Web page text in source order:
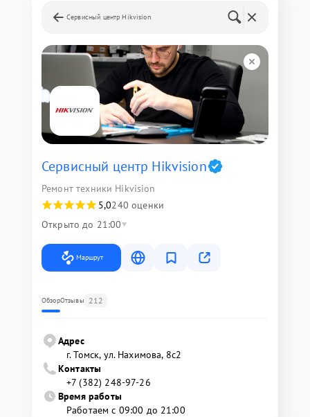
Сервисный центр Hikvision
Сервисный центр Hikvision
Ремонт техники Hikvision
5,0240 оценки
Открыто до 21:00
Маршрут
ОбзорОтзывы 212
Адрес
г. Томск, ул. Нахимова, 8с2
Контакты
+7 (382) 248-97-26
Время работы
Работаем с 09:00 до 21:00